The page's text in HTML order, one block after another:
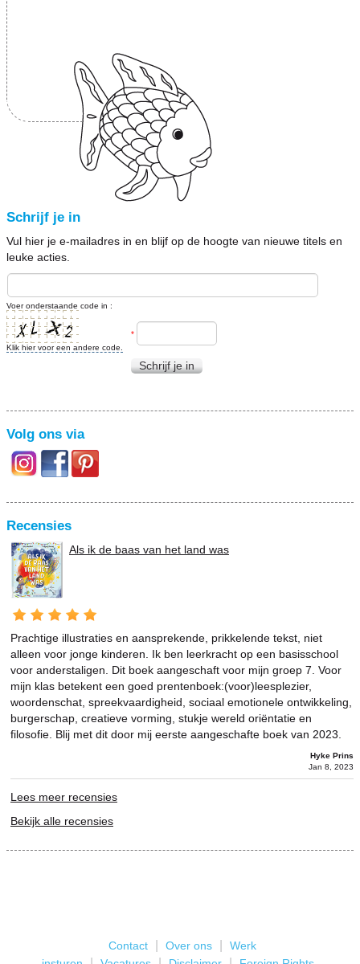
Schrijf je in
Vul hier je e-mailadres in en blijf op de hoogte van nieuwe titels en
leuke acties.
Voer onderstaande code in :
Klik hier voor een andere code.
*
Schrijf je in
Volg ons via
Recensies
Als ik de baas van het land was
Prachtige illustraties en aansprekende, prikkelende tekst, niet
alleen voor jonge kinderen. Ik ben leerkracht op een basisschool
voor anderstaligen. Dit boek aangeschaft voor mijn groep 7. Voor
mijn klas betekent een goed prentenboek:(voor)leesplezier,
woordenschat, spreekvaardigheid, sociaal emotionele ontwikkeling,
burgerschap, creatieve vorming, stukje wereld oriëntatie en
filosofie. Blij met dit door mij eerste aangeschafte boek van 2023.
Hyke Prins
Jan 8, 2023
Lees meer recensies
Bekijk alle recensies
Contact Over ons
Werk